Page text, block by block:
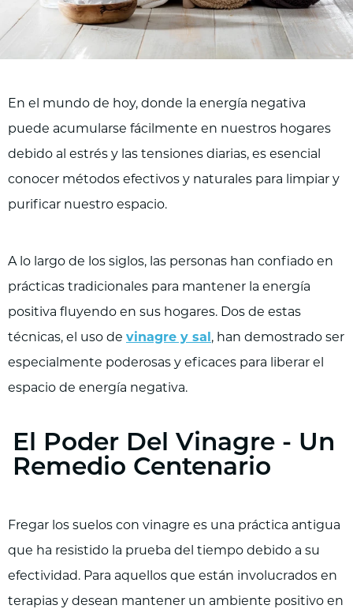
En el mundo de hoy, donde la energía negativa
puede acumularse fácilmente en nuestros hogares
debido al estrés y las tensiones diarias, es esencial
conocer métodos efectivos y naturales para limpiar y
purificar nuestro espacio.
A lo largo de los siglos, las personas han confiado en
prácticas tradicionales para mantener la energía
positiva fluyendo en sus hogares. Dos de estas
técnicas, el uso de vinagre y sal, han demostrado ser
especialmente poderosas y eficaces para liberar el
espacio de energía negativa.
El Poder Del Vinagre - Un
Remedio Centenario
Fregar los suelos con vinagre es una práctica antigua
que ha resistido la prueba del tiempo debido a su
efectividad. Para aquellos que están involucrados en
terapias y desean mantener un ambiente positivo en